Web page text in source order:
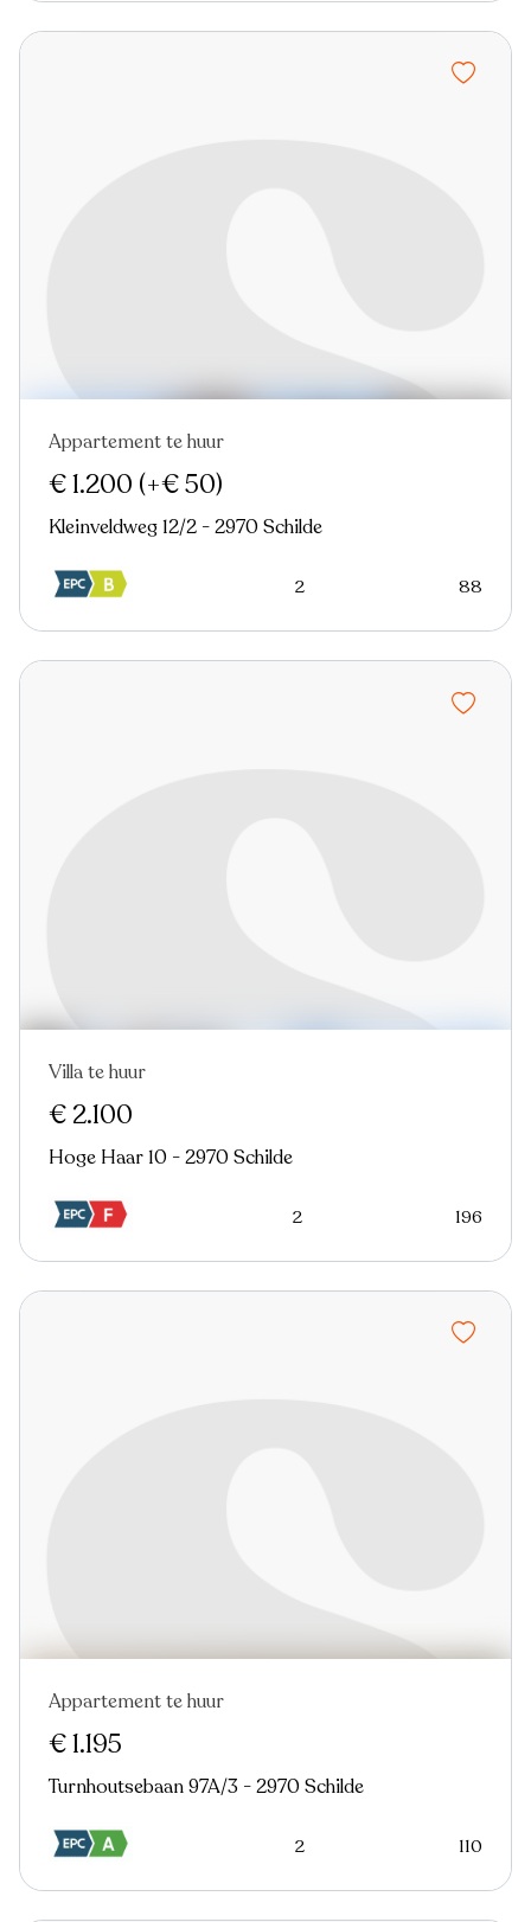
Virtual tour
Appartement te huur
€ 1.200 (+€ 50)
Kleinveldweg 12/2 - 2970 Schilde
2 88
Villa te huur
€ 2.100
Hoge Haar 10 - 2970 Schilde
2 196
Appartement te huur
€ 1.195
Turnhoutsebaan 97A/3 - 2970 Schilde
2 110